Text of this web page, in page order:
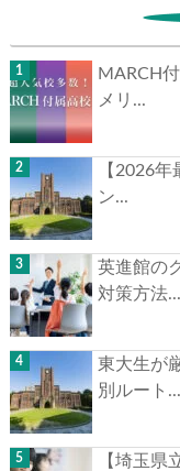
MARCH
メリ...
【2026
ン...
英進館の
対策方法...
東大生が
別ルート...
【埼玉県